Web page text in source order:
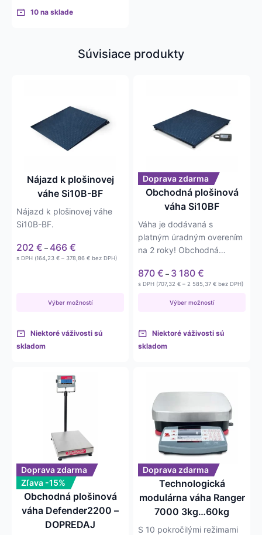
10 na sklade
Súvisiace produkty
Nájazd k plošinovej
váhe Si10B-BF
Nájazd k plošinovej váhe
Si10B-BF.
202 € – 466 €
range:
s DPH (164,23 € – 378,86 €Price
bez DPH)
Výber možností
viacero
variantov.
môžete
vybrať
stránke
produktu.
Niektoré váživosti sú
skladom
Doprava zdarma
Obchodná plošinová
váha Si10BF
Váha je dodávaná s
platným úradným overením
na 2 roky! Obchodná
870 € – 3 180 €
range:
through
s DPH (707,32 € – 2 585,37 €Price
bez DPH)
Výber možností
viacero
variantov.
môžete
vybrať
produktu.
Niektoré váživosti sú
skladom
Doprava zdarma
Zľava -15%
Obchodná plošinová
váha Defender2200 –
DOPREDAJ
Doprava zdarma
Technologická
modulárna váha Ranger
7000 3kg…60kg
S 10 pokročilými režimami
produkt
viacero
variantov.
Možnosti
môžete
vybrať
stránke
produktu.